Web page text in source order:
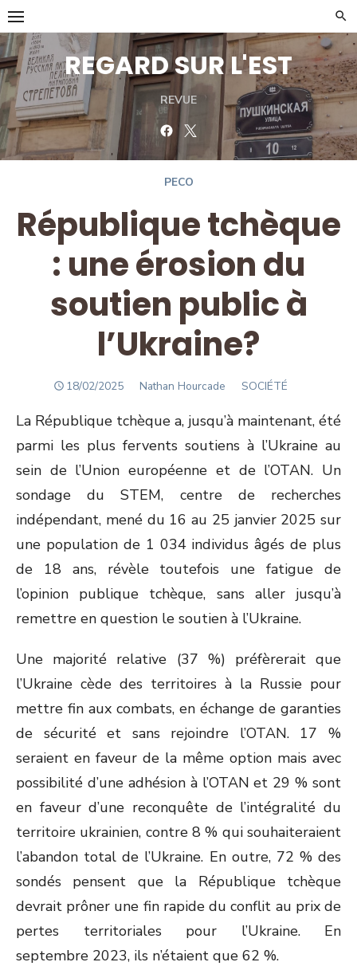
Skip
to
content
REGARD SUR L'EST
REVUE
FacebookTwitter
PECO
République tchèque
: une érosion du
soutien public à
l’Ukraine?
POSTED
18/02/2025 Author
Nathan Hourcade SOCIÉTÉ
La République tchèque a, jusqu’à maintenant, été
parmi les plus fervents soutiens à l’Ukraine au
sein de l’Union européenne et de l’OTAN. Un
sondage du STEM, centre de recherches
indépendant, mené du 16 au 25 janvier 2025 sur
une population de 1 034 individus âgés de plus
de 18 ans, révèle toutefois une fatigue de
l’opinion publique tchèque, sans aller jusqu’à
remettre en question le soutien à l’Ukraine.
Une majorité relative (37 %) préfèrerait que
l’Ukraine cède des territoires à la Russie pour
mettre fin aux combats, en échange de garanties
de sécurité et sans rejoindre l’OTAN. 17 %
seraient en faveur de la même option mais avec
possibilité d’une adhésion à l’OTAN et 29 % sont
en faveur d’une reconquête de l’intégralité du
territoire ukrainien, contre 8 % qui souhaiteraient
l’abandon total de l’Ukraine. En outre, 72 % des
sondés pensent que la République tchèque
devrait prôner une fin rapide du conflit au prix de
pertes territoriales pour l’Ukraine. En
septembre 2023, ils n’étaient que 62 %.